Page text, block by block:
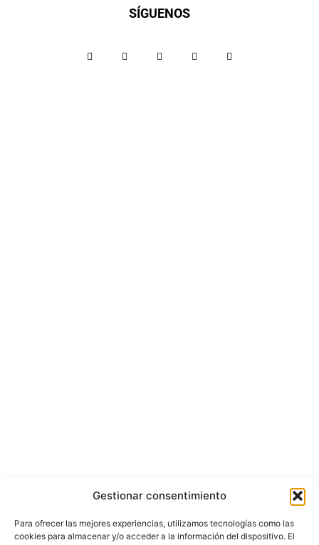
Gestionar consentimiento
Para ofrecer las mejores experiencias, utilizamos tecnologías como las
cookies para almacenar y/o acceder a la información del dispositivo. El
SÍGUENOS